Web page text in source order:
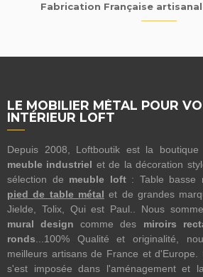
Fabrication Française
LE MOBILIER MÉTAL POUR
INTÉRIEUR LOFT
Depuis 2008, Loftboutik est la
meuble industriel et de la décoration
sélection de meuble loft: Table basse
pied de table métal et de grandes
Jielde, Tolix, Qui est Paul.. Nous
mural design comme des miroirs
ronds ...100% Qualité et originalité,
meilleurs artisans de France et d'Europe.
s'est imposée dans l'aménagement et